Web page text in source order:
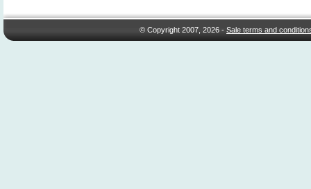
© Copyright 2007, 2026 -Sale terms and